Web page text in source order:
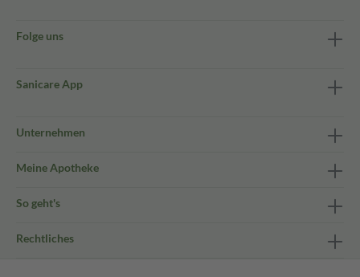
Folge uns
Sanicare App
Unternehmen
Meine Apotheke
So geht's
Rechtliches